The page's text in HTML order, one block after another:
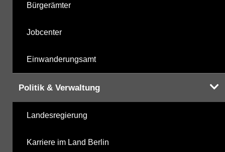
Bürgerämter
Jobcenter
Einwanderungsamt
Politik & Verwaltung
Landesregierung
Karriere im Land Berlin